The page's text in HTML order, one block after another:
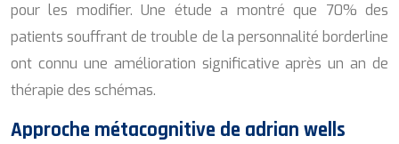
pour les modifier. Une étude a montré que 70% des
patients souffrant de trouble de la personnalité borderline
ont connu une amélioration significative après un an de
thérapie des schémas.
Approche métacognitive de adrian wells